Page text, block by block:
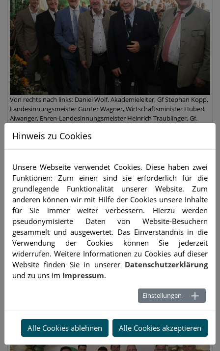
Von rechts nach links: Daniel Wolf, Akademieleiter, Gf Stephan Kopp,
Landesinnungsmeister Günter Wagner, Wirtschaftsminister Hubert
Aiwanger, Ehren-Landesinnungsmeister Heinrich Traublinger, Gf.
Hinweis zu Cookies
Unsere Webseite verwendet Cookies. Diese haben zwei
Funktionen: Zum einen sind sie erforderlich für die
grundlegende Funktionalität unserer Website. Zum
anderen können wir mit Hilfe der Cookies unsere Inhalte
für Sie immer weiter verbessern. Hierzu werden
pseudonymisierte Daten von Website-Besuchern
gesammelt und ausgewertet. Das Einverständnis in die
Verwendung der Cookies können Sie jederzeit
widerrufen. Weitere Informationen zu Cookies auf dieser
Website finden Sie in unserer Datenschutzerklärung
und zu uns im Impressum.
Einstellungen
Alle Cookies ablehnen Alle Cookies akzeptieren